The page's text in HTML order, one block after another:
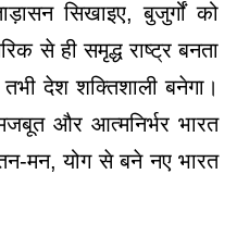
सिखाइए, बुजुर्गों को
से ही समृद्ध राष्ट्र बनता
तभी देश शक्तिशाली बनेगा।
और आत्मनिर्भर भारत
मन, योग से बने नए भारत